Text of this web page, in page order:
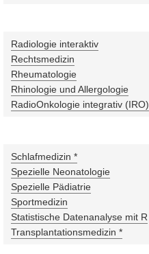
Radiologie interaktiv
Rechtsmedizin
Rheumatologie
Rhinologie und Allergologie
RadioOnkologie integrativ (IRO)
Schlafmedizin *
Spezielle Neonatologie
Spezielle Pädiatrie
Sportmedizin
Statistische Datenanalyse mit R
Transplantationsmedizin *